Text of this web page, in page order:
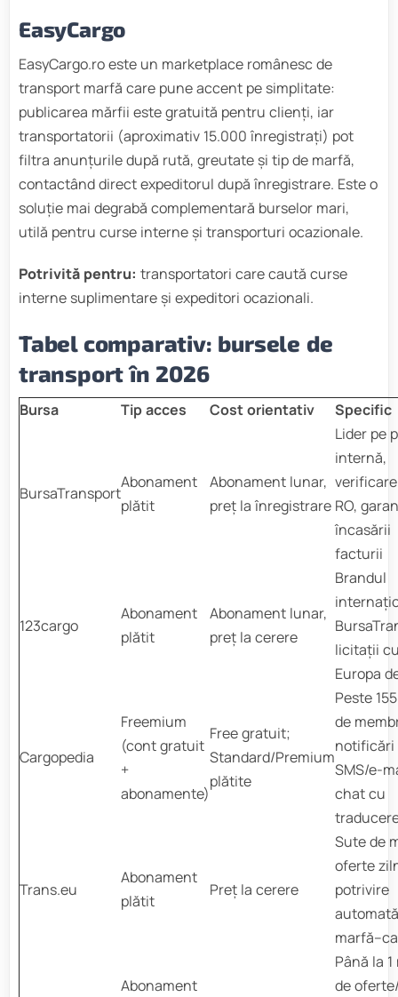
EasyCargo
EasyCargo.ro este un marketplace românesc de
transport marfă care pune accent pe simplitate:
publicarea mărfii este gratuită pentru clienți, iar
transportatorii (aproximativ 15.000 înregistrați) pot
filtra anunțurile după rută, greutate și tip de marfă,
contactând direct expeditorul după înregistrare. Este o
soluție mai degrabă complementară burselor mari,
utilă pentru curse interne și transporturi ocazionale.
Potrivită pentru: transportatori care caută curse
interne suplimentare și expeditori ocazionali.
Tabel comparativ: bursele de
transport în 2026
Bursa Tip acces Cost orientativ Specific
BursaTransport
Abonament
plătit
Abonament lunar,
preț la înregistrare
Lider pe
internă,
RO,
încasării
facturii
123cargo
Abonament
plătit
Abonament lunar,
preț la cerere
Brandul
licitații
Europa
Cargopedia
Freemium
(cont gratuit
+
abonamente)
Free gratuit;
Standard/Premium
plătite
Peste
de
notificări
SMS/e-
chat cu
Trans.eu
Abonament
plătit
Preț la cerere
Sute de
oferte
potrivire
automată
Abonament
Până la
de